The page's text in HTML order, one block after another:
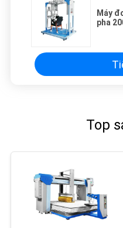
Máy
pha
Top